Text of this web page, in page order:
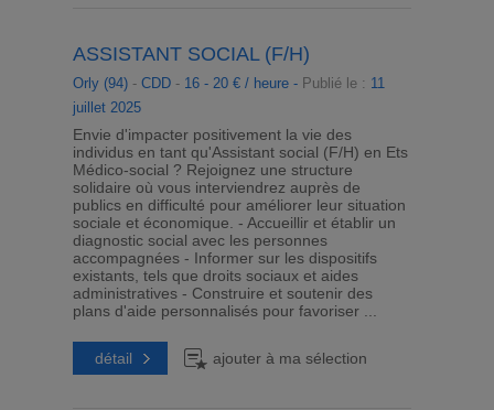
ASSISTANT SOCIAL (F/H)
Orly (94)- CDD - 16 - 20 € / heure - Publié le : 11
juillet 2025
Envie d'impacter positivement la vie des
individus en tant qu'Assistant social (F/H) en Ets
Médico-social ? Rejoignez une structure
solidaire où vous interviendrez auprès de
publics en difficulté pour améliorer leur situation
sociale et économique. - Accueillir et établir un
diagnostic social avec les personnes
accompagnées - Informer sur les dispositifs
existants, tels que droits sociaux et aides
administratives - Construire et soutenir des
plans d'aide personnalisés pour favoriser ...
détail ajouter à ma sélection